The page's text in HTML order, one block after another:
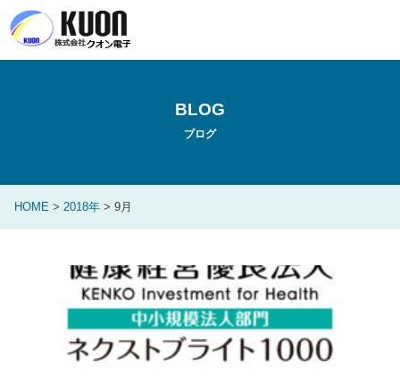
BLOG
ブログ
HOME > 2018年 > 9月